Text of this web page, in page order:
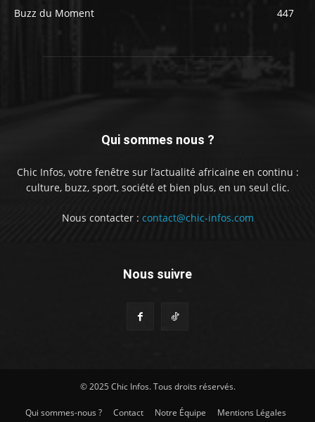
Buzz du Moment
447
Qui sommes nous ?
Chic Infos, votre fenêtre sur l’actualité africaine en continu :
culture, buzz, sport, société et bien plus, en un seul clic.
Nous contacter : contact@chic-infos.com
Nous suivre
© 2025 Chic Infos. Tous droits réservés.
Qui sommes-nous ? Contact Notre Équipe
Mentions Légales